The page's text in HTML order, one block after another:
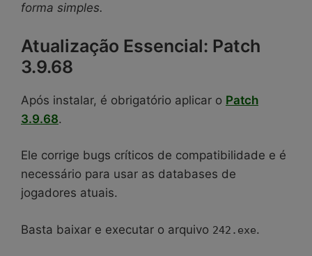
forma simples.
Atualização Essencial: Patch
3.9.68
Após instalar, é obrigatório aplicar o Patch
3.9.68.
Ele corrige bugs críticos de compatibilidade e é
necessário para usar as databases de
jogadores atuais.
Basta baixar e executar o arquivo 242.exe.